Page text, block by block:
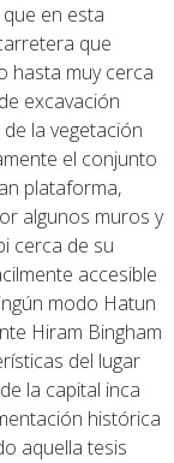
en esta
que
hasta muy cerca
excavación
la vegetación
el conjunto
plataforma,
algunos muros y
cerca de su
accesible
modo Hatun
Hiram Bingham
del lugar
la capital inca
histórica
aquella tesis